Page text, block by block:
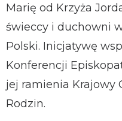
Marię od Krzyża
świeccy i duchowni
Polski. Inicjatywę
Konferencji
jej ramienia Krajowy
Rodzin.